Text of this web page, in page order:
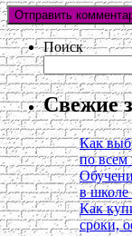
Поиск
Свежие
Как
по всем
в
Как
сроки,